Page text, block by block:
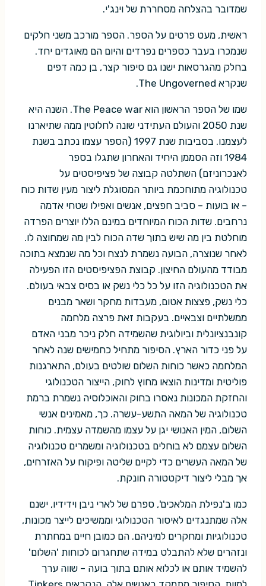
שמדובר בהצלחה מסחררת של וינג'י.
ראשית, מעט פרטים על הספר. הספר מורכב משני חלקים
שנמכרו בעבר כספרים נפרדים והיום הם מאוגדים יחד.
בחלק מהגרסאות ישנו גם סיפור קצר, בן כמה דפים
שנקרא The Ungoverned.
שמו של הספר הראשון הוא The Peace war. השנה היא
שנת 2050 והעולם העתידני שונה לחלוטין ממה שתיארנו
לעצמנו. בסביבות שנת 1997 (הספר עצמו נכתב בשנת
1984 וזה הסממן היחיד והאחרון שתגלו בספר
לאנכרוניזם) השתלטה קבוצה של פציפיסטים על
טכנולוגיה מתוחכמת ביותר המסוגלת ליצור מעין שדות כוח
– או בועות – סביב חפצים, אנשים ואפילו שטחי אדמה
נרחבים. שדות הכוח המיוחדים במינם הללו יוצרים הפרדה
מוחלטת בין מה שיש בתוך שדה הכוח לבין מה שמחוצה לו.
לאחר שנוצרה, הבועה נשמרת לנצח וכל מה שנמצא בתוכה
מבודד מהעולם החיצון. קבוצת הפציפיסטים הזו הפעילה
את הטכנולוגיה הזו על כל כלי נשק או בסיס צבאי בעולם.
כלי נשק, פצצות אטום, מעבדות מחקר ושאר מבנים
ממשלתיים וצבאיים. בעקבות זאת פרצה מלחמה
קונבנציונלית וביולוגית שהשמידה חלק ניכר מבני האדם
על פני כדור הארץ. הסיפור מתחיל כחמישים שנה לאחר
המלחמה כאשר כוחות השלום שולטים בעולם, התארגנות
פוליטית ומדינות הוצאו מחוץ לחוק, הייצור הטכנולוגי
והחזקת המכונות נאסרו בחוק והאוכלוסיה נשמרת ברמת
טכנולוגיה של המאה התשע-עשרה. כך, מאמינים אנשי
השלום, המין האנושי יגן על עצמו מהשמדה עצמית. כוחות
השלום עצמם לא בוחלים בטכנולוגיה ומשמרים טכנולוגיה
של המאה העשרים כדי לקיים שליטה ופיקוח על האזרחים,
אך מבלי ליצור דיקטטורה חונקת.
כמו ב'נפילת המלאכים', ספרם של לארי ניבן וידידיו, ישנם
אלה שמתנגדים לאיסור הטכנולוגי וממשיכים לייצר מכונות,
טכנולוגיות ומחקרים למיניהם. הם כמובן חיים במחתרת
ונזהרים שלא להתבלט במידה שתחגרום לכוחות 'השלום'
להשמיד אותם או לכלוא אותם בתוך בועה – שווה ערך